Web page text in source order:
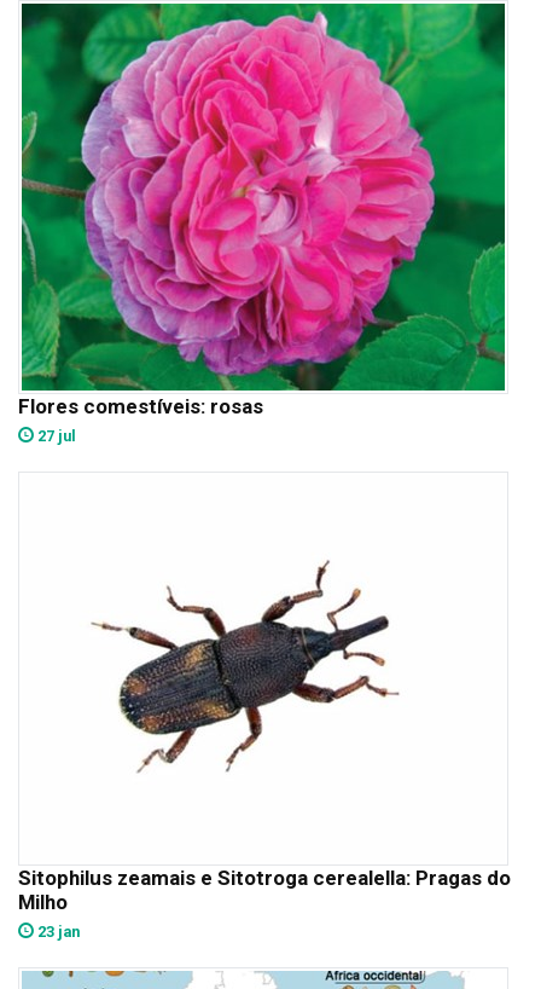
Flores comestíveis: rosas
27 jul
Sitophilus zeamais e Sitotroga cerealella: Pragas do
Milho
23 jan